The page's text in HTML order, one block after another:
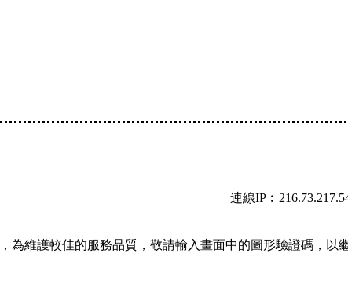
連線
為維護較佳的服務品質，敬請輸入畫面中的圖形驗證碼，以